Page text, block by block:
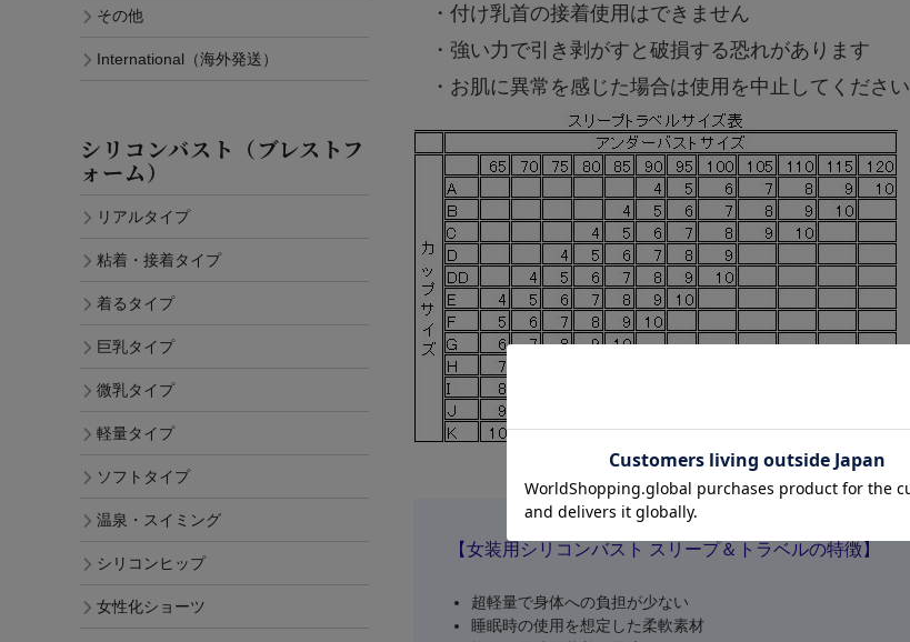
・付け乳首の接着使用はできません
・強い力で引き剥がすと破損する恐れがあります
・お肌に異常を感じた場合は使用を中止してください
【女装用シリコンバスト スリープ＆トラベルの特徴】
超軽量で身体への負担が少ない
睡眠時の使用を想定した柔軟素材
その他
International（海外発送）
シリコンバスト（ブレストフ
ォーム）
リアルタイプ
粘着・接着タイプ
着るタイプ
巨乳タイプ
微乳タイプ
軽量タイプ
ソフトタイプ
温泉・スイミング
シリコンヒップ
女性化ショーツ